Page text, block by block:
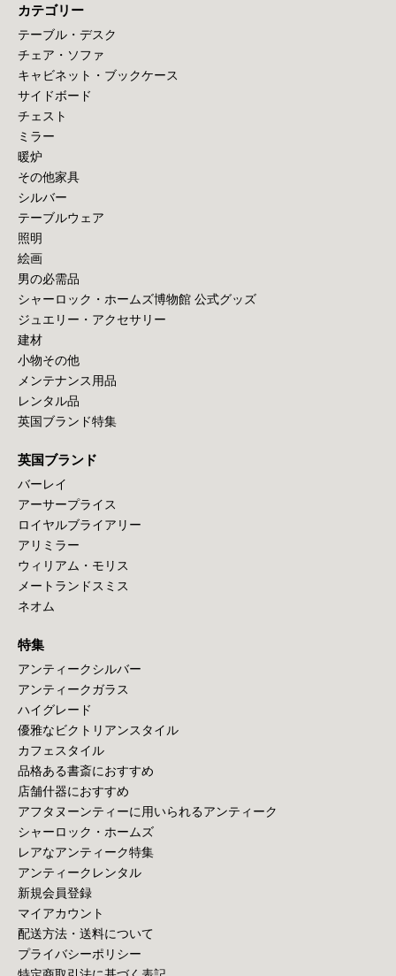
カテゴリー
テーブル・デスク
チェア・ソファ
キャビネット・ブックケース
サイドボード
チェスト
ミラー
暖炉
その他家具
シルバー
テーブルウェア
照明
絵画
男の必需品
シャーロック・ホームズ博物館 公式グッズ
ジュエリー・アクセサリー
建材
小物その他
メンテナンス用品
レンタル品
英国ブランド特集
英国ブランド
バーレイ
アーサープライス
ロイヤルブライアリー
アリミラー
ウィリアム・モリス
メートランドスミス
ネオム
特集
アンティークシルバー
アンティークガラス
ハイグレード
優雅なビクトリアンスタイル
カフェスタイル
品格ある書斎におすすめ
店舗什器におすすめ
アフタヌーンティーに用いられるアンティーク
シャーロック・ホームズ
レアなアンティーク特集
アンティークレンタル
新規会員登録
マイアカウント
配送方法・送料について
プライバシーポリシー